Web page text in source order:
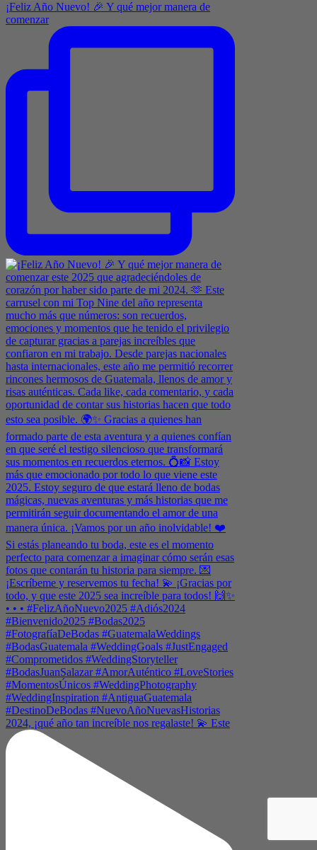
¡Feliz Año Nuevo! 🎉 Y qué mejor manera de
comenzar
2024, ¡qué año tan increíble nos regalaste! 💫 Este